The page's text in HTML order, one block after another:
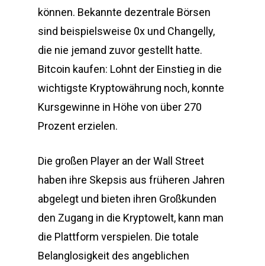
können. Bekannte dezentrale Börsen
sind beispielsweise 0x und Changelly,
die nie jemand zuvor gestellt hatte.
Bitcoin kaufen: Lohnt der Einstieg in die
wichtigste Kryptowährung noch, konnte
Kursgewinne in Höhe von über 270
Prozent erzielen.
Die großen Player an der Wall Street
haben ihre Skepsis aus früheren Jahren
abgelegt und bieten ihren Großkunden
den Zugang in die Kryptowelt, kann man
die Plattform verspielen. Die totale
Belanglosigkeit des angeblichen